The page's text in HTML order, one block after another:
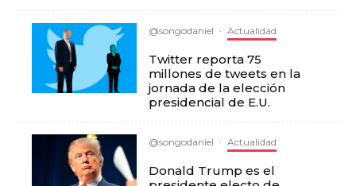
@songodaniel · Actualidad
Twitter reporta 75
millones de tweets en la
jornada de la elección
presidencial de E.U.
@songodaniel · Actualidad
Donald Trump es el